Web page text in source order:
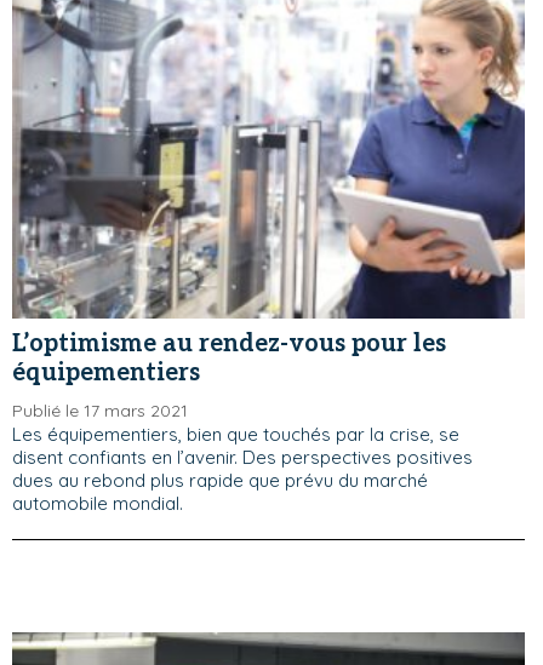
L’optimisme au rendez-vous pour les
équipementiers
Publié le 17 mars 2021
Les équipementiers, bien que touchés par la crise, se
disent confiants en l’avenir. Des perspectives positives
dues au rebond plus rapide que prévu du marché
automobile mondial.